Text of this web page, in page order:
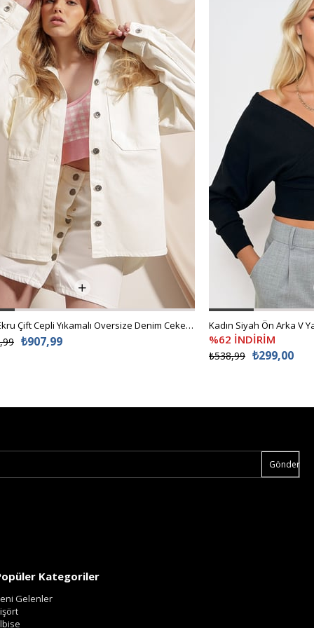
Kadın Ekru Çift Cepli Yıkamalı Oversize Denim Ceket ALC-X8152
₺907,99 %62 İNDİRİM
₺299,00
₺538,99
Gönder
Kategoriler
Gelenler